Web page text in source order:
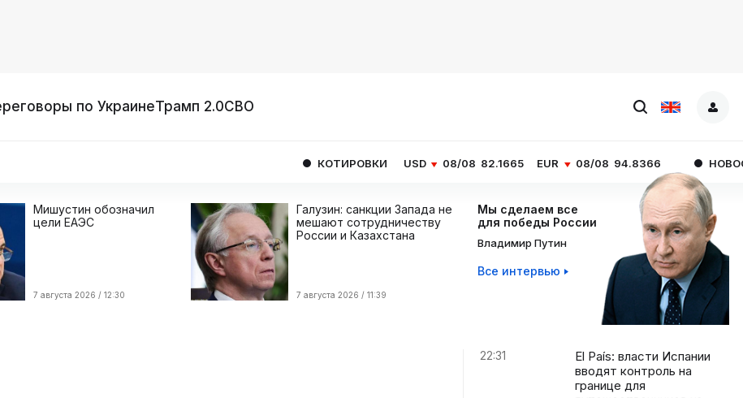
по УкраинеТрамп 2.0СВО
КОТИРОВКИ USD 08/08 82.1665 EUR 08/08 94.8366 НОВОСТИ ЧАСА El
Мишустин обозначил
цели ЕАЭС
7 августа 2026 / 12:30
Галузин: санкции Запада не
мешают сотрудничеству
России и Казахстана
7 августа 2026 / 11:39
Мы сделаем все
для победы России
Владимир Путин
Все интервью
22:31
El País: власти Испании
вводят контроль на
границе для